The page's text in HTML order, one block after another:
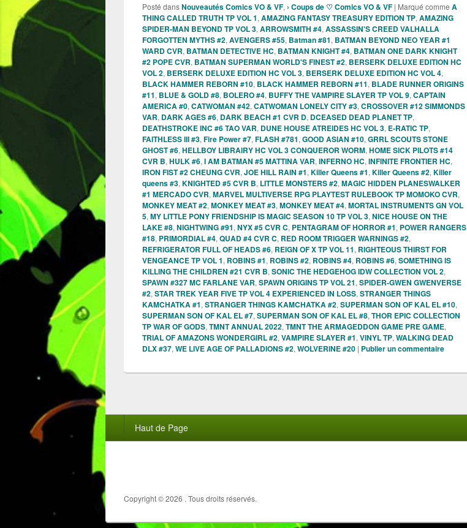
Posté dansNouveautés Comics VO & VF, › Coups de ♡ Comics VO & VF | Marqué comme A
THING CALLED TRUTH TP VOL 1, AMAZING FANTASY TREASURY EDITION TP, AMAZING
SPIDER-MAN BEYOND TP VOL 3, ARROWSMITH #4, ASSASSIN'S CREED VALHALLA
FORGOTTEN MYTHS #2, AVENGERS #55, Batman #81, BATMAN BEYOND NEO YEAR #1
WARD CVR, BATMAN DETECTIVE HC, BATMAN KNIGHT #4, BATMAN ONE DARK KNIGHT
#2 POPE CVR, BATMAN SUPERMAN WORLD'S FINEST #2, BERSERK DELUXE EDITION HC
VOL 2, BERSERK DELUXE EDITION HC VOL 3, BERSERK DELUXE EDITION HC VOL 4,
BLACK HAMMER REBORN #10, BLACK HAMMER REBORN #11, BLADE RUNNER ORIGINS
#11, BLUE & GOLD #8, BOLERO #4, BUFFY THE VAMPIRE SLAYER TP VOL 9, CAPTAIN
AMERICA #0, CATWOMAN #42, CATWOMAN LONELY CITY #3, CROSSOVER #12 SIMMONDS
VAR, DARK AGES #6, DARK BEACH #1 CVR D, DCEASED DEAD PLANET TP,
DEATHSTROKE INC #6 TAO VAR, DUNE HOUSE ATREIDES HC VOL 3, E-RATIC TP,
FAITHLESS III #3, Fire Power #7, FLASH #781, GOOD ASIAN #10, GRRL SCOUTS STONE
GHOST #6, HELLBOY LIBRAIRY HC VOL 3 CONQUEROR WORM, HOME SICK PILOTS #14
CVR B, HULK #6, I AM BATMAN #5 MATTINA VAR, INFERNO HC, INFINITE FRONTIER HC,
IRON FIST #2 CHEUNG CVR, JOE HILL RAIN #1, Killer Queens #1, Killer Queens #2, Killer
queens #3, KNIGHTED #5 CVR B, LITTLE MONSTERS #2, MAGIC HIDDEN PLANESWALKER
#1 MERCADO CVR, MARVEL MULTIVERSE RPG PLAYTEST RULEBOOK TP MOMOKO CVR,
MONKEY MEAT #2, MONKEY MEAT #3, MONKEY MEAT #4, MORTAL INSTRUMENTS GN VOL
5, MY LITTLE PONY FRIENDSHIP IS MAGIC SEASON 10 TP VOL 3, NICE HOUSE ON THE
LAKE #8, NIGHTWING #91, NYX #5 CVR C, PENTAGRAM OF HORROR #1, POWER RANGERS
#18, PRIMORDIAL #4, QUAD #4 CVR C, RED ROOM TRIGGER WARNINGS #2,
REFRIGERATOR FULL OF HEADS #6, REIGN OF X TP VOL 11, RIGHTEOUS THIRST FOR
VENGEANCE TP VOL 1, ROBINS #1, ROBINS #2, ROBINS #4, ROBINS #6, SOMETHING IS
KILLING THE CHILDREN #21 CVR B, SONIC THE HEDGEHOG IDW COLLECTION VOL 2,
SPAWN #327 MC FARLANE VAR, SPAWN ORIGINS TP VOL 21, SPIDER-GWEN GWENVERSE
#2, STAR TREK YEAR FIVE TP VOL 4 EXPERIENCED IN LOSS, STRANGER THINGS
KAMCHATKA #1, STRANGER THINGS KAMCHATKA #2, SUPERMAN SON OF KAL EL #10,
SUPERMAN SON OF KAL EL #7, SUPERMAN SON OF KAL EL #8, THOR EPIC COLLECTION
TP WAR OF GODS, TMNT ANNUAL 2022, TMNT THE ARMAGEDDON GAME PRE GAME,
TRIAL OF AMAZONS WONDERGIRL #2, VAMPIRE SLAYER #1, VINYL TP, WALKING DEAD
DLX #37, WE LIVE AGE OF PALLADIONS #2, WOLVERINE #20 | Publier un commentaire
page
Haut de Page
Copyright © 2026 . Tous droits réservés.